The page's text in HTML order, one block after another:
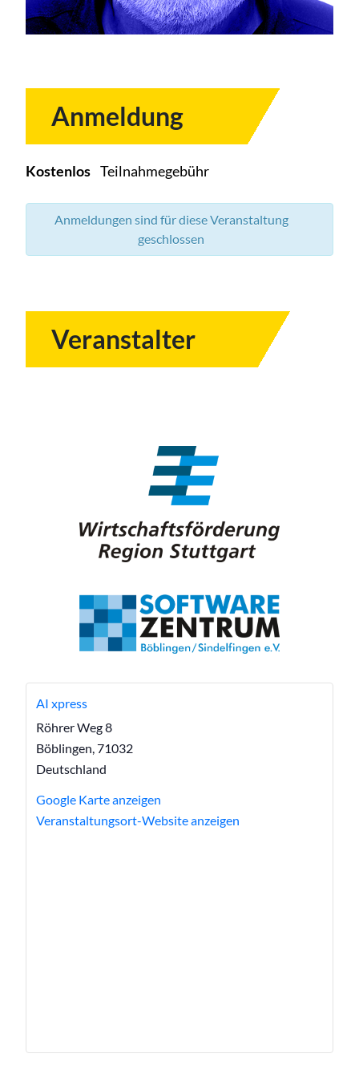
Anmeldung
Kostenlos Teilnahmegebühr
Anmeldungen sind für diese Veranstaltung
geschlossen
Veranstalter
AI xpress
Röhrer Weg 8
Böblingen,71032
Deutschland
Google Karte anzeigen
Veranstaltungsort-Website anzeigen